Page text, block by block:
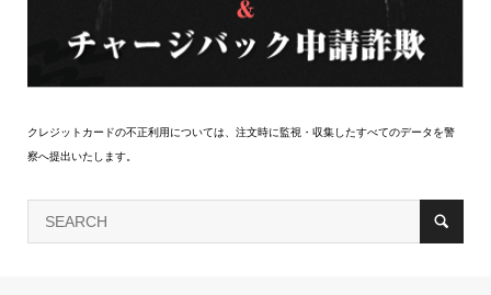
クレジットカードの不正利用については、注文時に監視・収集したすべてのデータを警
察へ提出いたします。